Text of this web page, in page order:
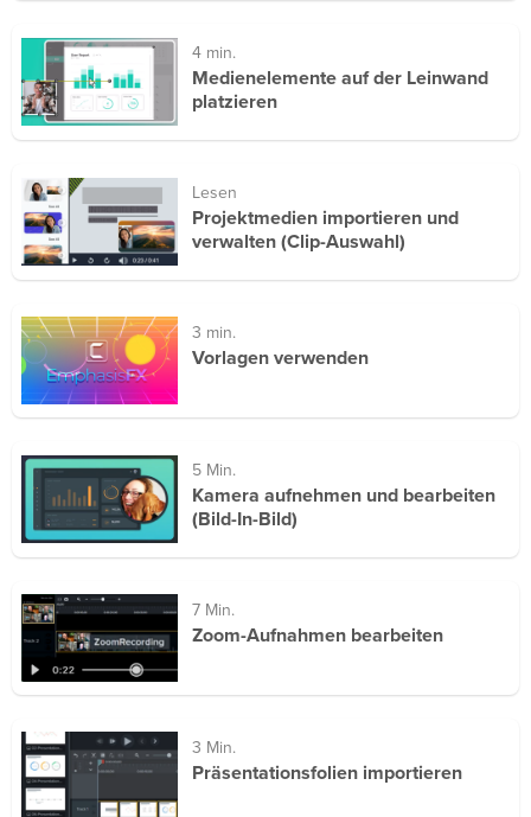
4 min.
Medienelemente auf der Leinwand
platzieren
Lesen
Projektmedien importieren und
verwalten (Clip-Auswahl)
3 min.
Vorlagen verwenden
5 Min.
Kamera aufnehmen und bearbeiten
(Bild-In-Bild)
7 Min.
Zoom-Aufnahmen bearbeiten
3 Min.
Präsentationsfolien importieren